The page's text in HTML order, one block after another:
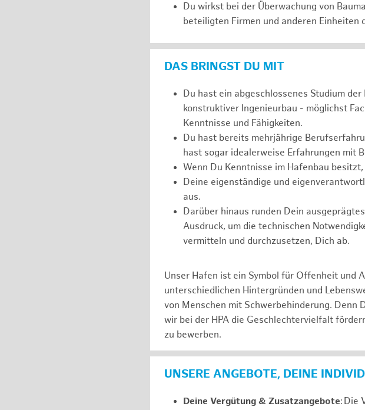
Du wirkst bei der Überwachung von
beteiligten Firmen und anderen Einheiten
DAS BRINGST DU MIT
Du hast ein abgeschlossenes Studium
konstruktiver Ingenieurbau - möglichst
Kenntnisse und Fähigkeiten.
Du hast bereits mehrjährige
hast sogar idealerweise Erfahrungen mit
Wenn Du Kenntnisse im Hafenbau
Deine eigenständige und
aus.
Darüber hinaus runden Dein
Ausdruck, um die technischen
vermitteln und durchzusetzen, Dich ab.
Unser Hafen ist ein Symbol für Offenheit und
unterschiedlichen Hintergründen und
von Menschen mit Schwerbehinderung. Denn
wir bei der HPA die Geschlechtervielfalt
zu bewerben.
UNSERE ANGEBOTE, DEINE
Deine Vergütung & Zusatzangebote: Die